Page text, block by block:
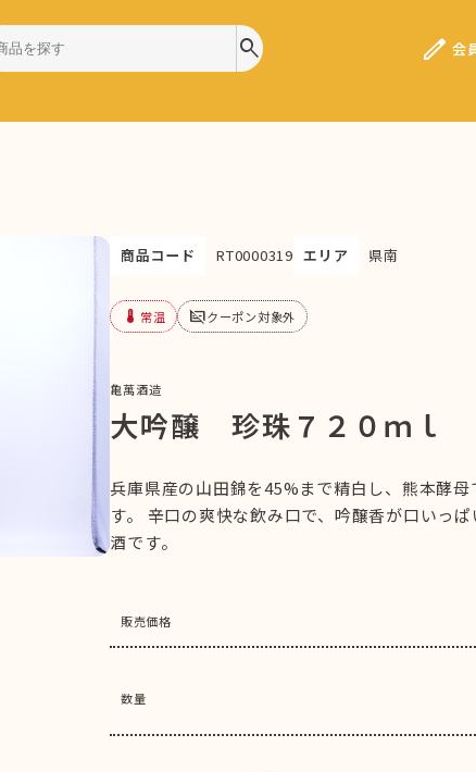
search edit 会
商品コード RT0000319 エリア 県南
device_thermostat 常温 subtitles_offクーポン対象外
亀萬酒造
大吟醸 珍珠７２０ｍｌ
兵庫県産の山田錦を45%まで精白し、熊本酵母
す。 辛口の爽快な飲み口で、吟醸香が口いっ
酒です。
販売価格
数量